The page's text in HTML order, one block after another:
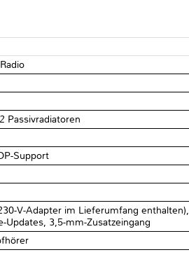
Passivradiatoren
Support
V-Adapter im Lieferumfang
3,5-mm-Zusatzeingang